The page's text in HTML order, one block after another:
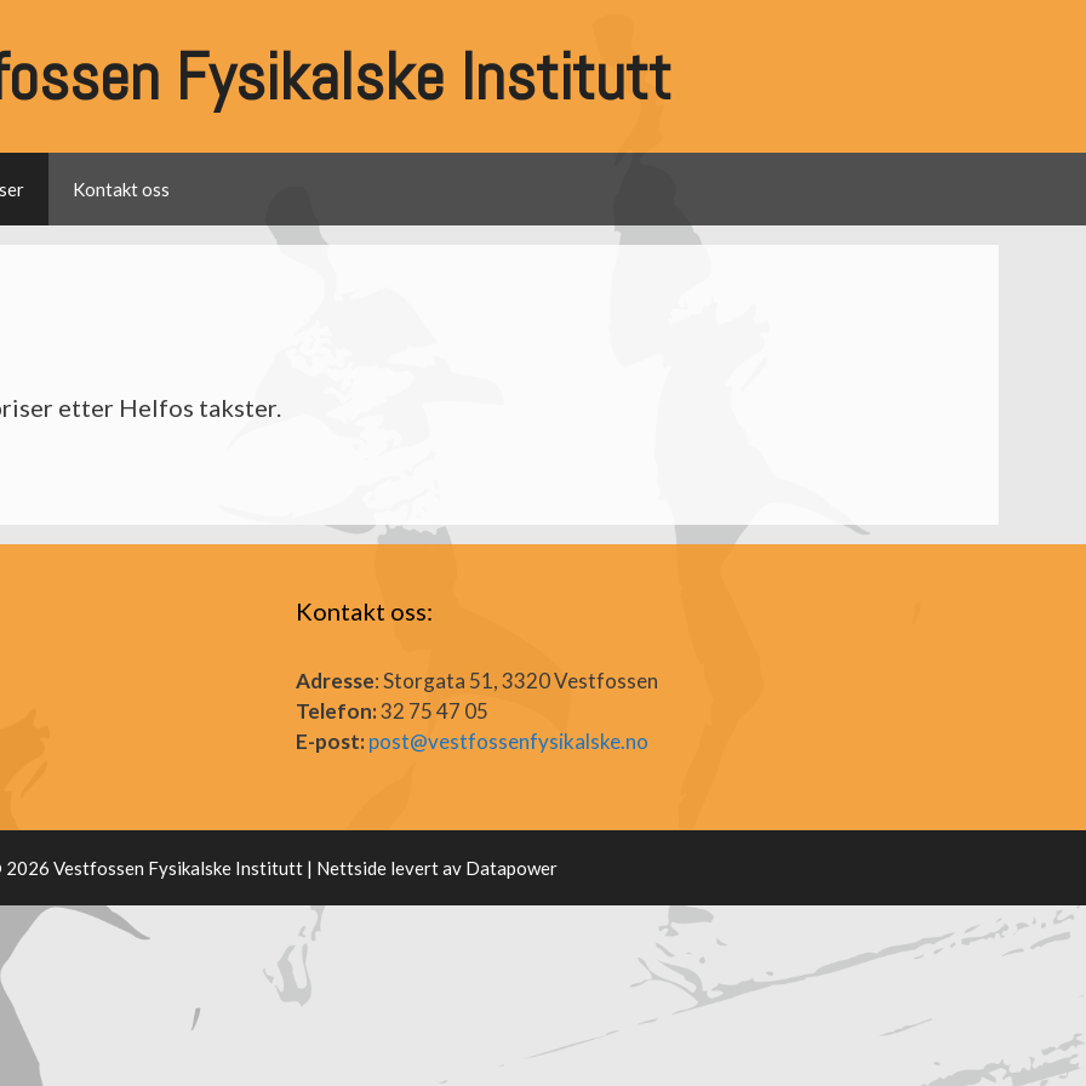
Fysikalske Institutt
Kontakt oss
etter Helfos takster.
Kontakt oss:
Adresse: Storgata 51, 3320 Vestfossen
Telefon:32 75 47 05
E-post:post@vestfossenfysikalske.no
Vestfossen Fysikalske Institutt | Nettside levert av Datapower